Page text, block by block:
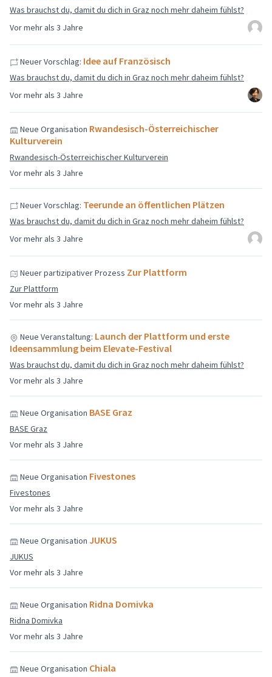
Vor mehr als 3 Jahre
Was brauchst du, damit du dich in Graz noch mehr daheim fühlst?
Vor mehr als 3 Jahre
Neuer Vorschlag: Idee auf Französisch
Was brauchst du, damit du dich in Graz noch mehr daheim fühlst?
Vor mehr als 3 Jahre
Neue Organisation Rwandesisch-Österreichischer
Kulturverein
Rwandesisch-Österreichischer Kulturverein
Vor mehr als 3 Jahre
Neuer Vorschlag: Teerunde an öffentlichen Plätzen
Was brauchst du, damit du dich in Graz noch mehr daheim fühlst?
Vor mehr als 3 Jahre
Neuer partizipativer Prozess Zur Plattform
Zur Plattform
Vor mehr als 3 Jahre
Neue Veranstaltung: Launch der Plattform und erste
Ideensammlung beim Elevate-Festival
Was brauchst du, damit du dich in Graz noch mehr daheim fühlst?
Vor mehr als 3 Jahre
Neue Organisation BASE Graz
BASE Graz
Vor mehr als 3 Jahre
Neue Organisation Fivestones
Fivestones
Vor mehr als 3 Jahre
Neue Organisation JUKUS
JUKUS
Vor mehr als 3 Jahre
Neue Organisation Ridna Domivka
Ridna Domivka
Neue Organisation Chiala